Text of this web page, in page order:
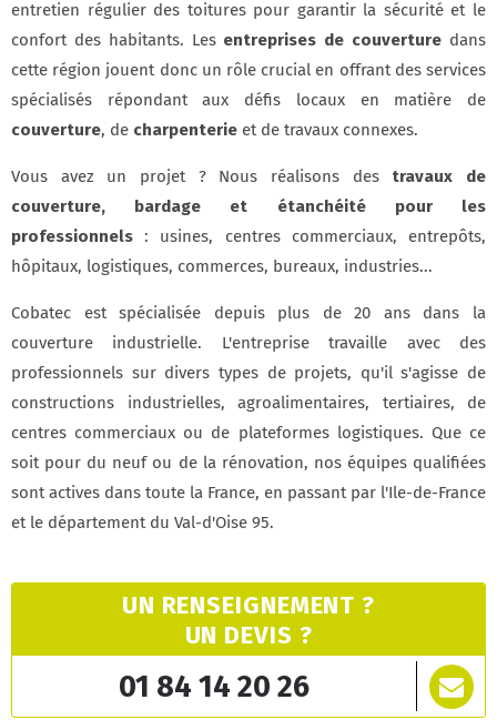
entretien régulier des toitures pour garantir la sécurité et le
confort des habitants. Les entreprises de couverture dans
cette région jouent donc un rôle crucial en offrant des services
spécialisés répondant aux défis locaux en matière de
couverture, de charpenterie et de travaux connexes.
Vous avez un projet ? Nous réalisons des travaux de
couverture, bardage et étanchéité pour les
professionnels : usines, centres commerciaux, entrepôts,
hôpitaux, logistiques, commerces, bureaux, industries...
Cobatec est spécialisée depuis plus de 20 ans dans la
couverture industrielle. L'entreprise travaille avec des
professionnels sur divers types de projets, qu'il s'agisse de
constructions industrielles, agroalimentaires, tertiaires, de
centres commerciaux ou de plateformes logistiques. Que ce
soit pour du neuf ou de la rénovation, nos équipes qualifiées
sont actives dans toute la France, en passant par l'Ile-de-France
et le département du Val-d'Oise 95.
UN RENSEIGNEMENT ?
UN DEVIS ?
01 84 14 20 26